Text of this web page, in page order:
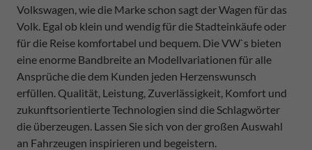
Volkswagen, wie die Marke schon sagt der Wagen für das
Volk. Egal ob klein und wendig für die Stadteinkäufe oder
für die Reise komfortabel und bequem. Die VW`s bieten
eine enorme Bandbreite an Modellvariationen für alle
Ansprüche die dem Kunden jeden Herzenswunsch
erfüllen. Qualität, Leistung, Zuverlässigkeit, Komfort und
zukunftsorientierte Technologien sind die Schlagwörter
die überzeugen. Lassen Sie sich von der großen Auswahl
an Fahrzeugen inspirieren und begeistern.